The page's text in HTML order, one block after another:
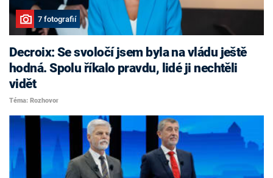
7 fotografií
Decroix: Se svoločí jsem byla na vládu ještě
hodná. Spolu říkalo pravdu, lidé ji nechtěli
vidět
Téma: Rozhovor